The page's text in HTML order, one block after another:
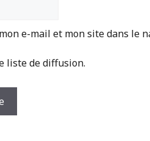
e-mail et mon site dans le
liste de diffusion.